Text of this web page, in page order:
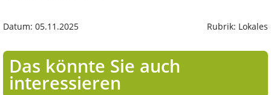
Datum: 05.11.2025 Rubrik: Lokales
Das könnte Sie auch
interessieren